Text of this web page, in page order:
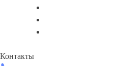
Контакты